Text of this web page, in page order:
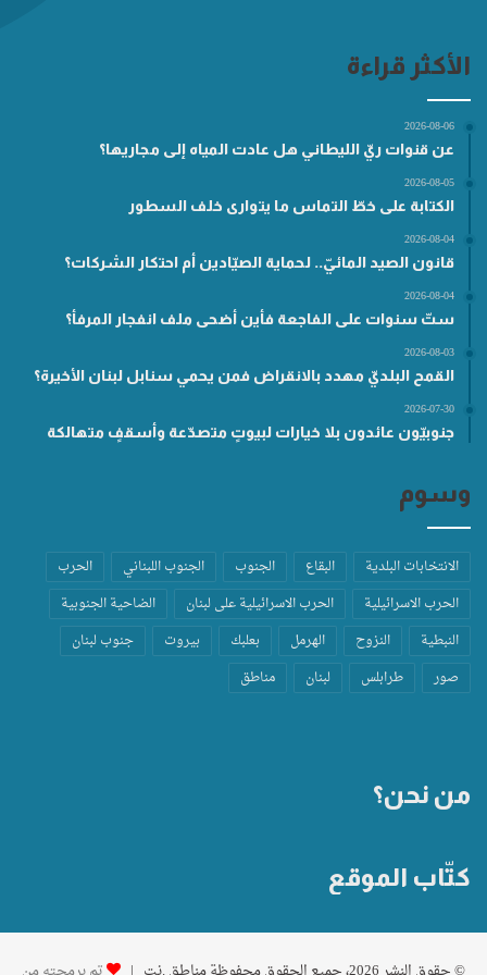
الأكثر قراءة
2026-08-06
عن قنوات ريّ الليطاني هل عادت المياه إلى مجاريها؟
2026-08-05
الكتابة على خطّ التماس ما يتوارى خلف السطور
2026-08-04
قانون الصيد المائيّ.. لحماية الصيّادين أم احتكار الشركات؟
2026-08-04
ستّ سنوات على الفاجعة فأين أضحى ملف انفجار المرفأ؟
2026-08-03
القمح البلديّ مهدد بالانقراض فمن يحمي سنابل لبنان الأخيرة؟
2026-07-30
جنوبيّون عائدون بلا خيارات لبيوتٍ متصدّعة وأسقفٍ متهالكة
وسوم
الانتخابات البلدية البقاع الجنوب الجنوب اللبناني
الحرب
الحرب الاسرائيلية
الحرب الاسرائيلية على لبنان
الضاحية الجنوبية
النبطية
النزوح الهرمل بعلبك بيروت
جنوب لبنان
صور
طرابلس لبنان مناطق
من نحن؟
كتّاب الموقع